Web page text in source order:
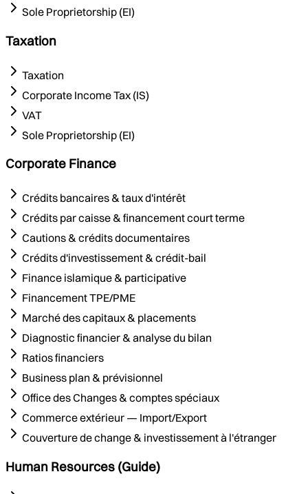
Sole Proprietorship (EI)
Taxation
Taxation
Corporate Income Tax (IS)
VAT
Sole Proprietorship (EI)
Corporate Finance
Crédits bancaires & taux d'intérêt
Crédits par caisse & financement court terme
Cautions & crédits documentaires
Crédits d'investissement & crédit-bail
Finance islamique & participative
Financement TPE/PME
Marché des capitaux & placements
Diagnostic financier & analyse du bilan
Ratios financiers
Business plan & prévisionnel
Office des Changes & comptes spéciaux
Commerce extérieur — Import/Export
Couverture de change & investissement à l'étranger
Human Resources (Guide)